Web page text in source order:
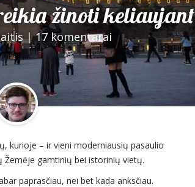
žinoti keliaujant
|17 komentarai
kurioje – ir vieni moderniausių pasaulio
Žemėje gamtinių bei istorinių vietų.
paprasčiau, nei bet kada anksčiau.